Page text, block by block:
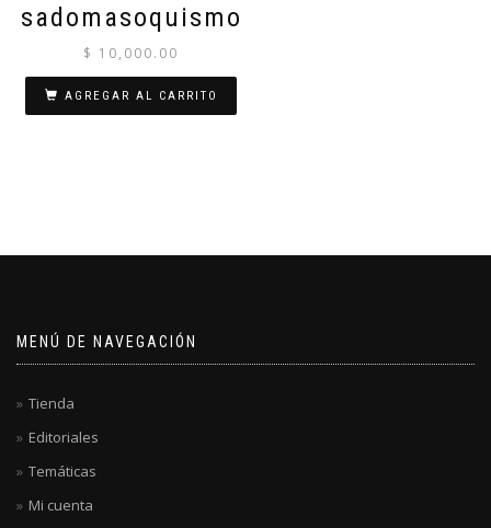
sadomasoquismo
$ 10,000.00
AGREGAR AL CARRITO
MENÚ DE NAVEGACIÓN
Tienda
Editoriales
Temáticas
Mi cuenta